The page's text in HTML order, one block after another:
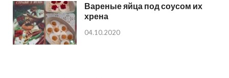
Вареные яйца под соусом их
хрена
04.10.2020